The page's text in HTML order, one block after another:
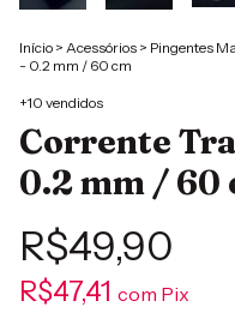
Início > Acessórios > Pingentes
- 0.2 mm / 60 cm
+10 vendidos
Corrente
0.2 mm / 60
R$49,90
R$47,41 com Pix